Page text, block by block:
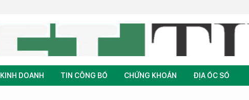
KINH DOANH TIN CÔNG BỐ CHỨNG KHOÁN ĐỊA ỐC SỐ